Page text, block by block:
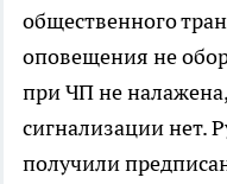
общественного
оповещения не
при ЧП не
сигнализации нет.
получили